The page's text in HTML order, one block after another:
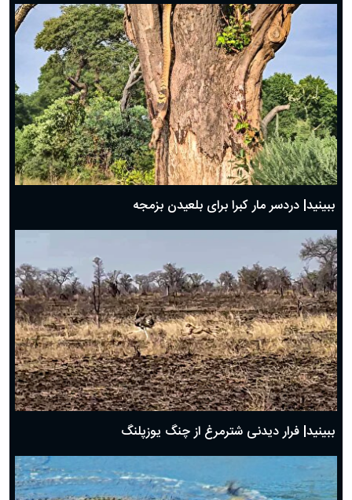
ببینید| دردسر مار کبرا برای بلعیدن بزمجه
ببینید| فرار دیدنی شترمرغ از چنگ یوزپلنگ